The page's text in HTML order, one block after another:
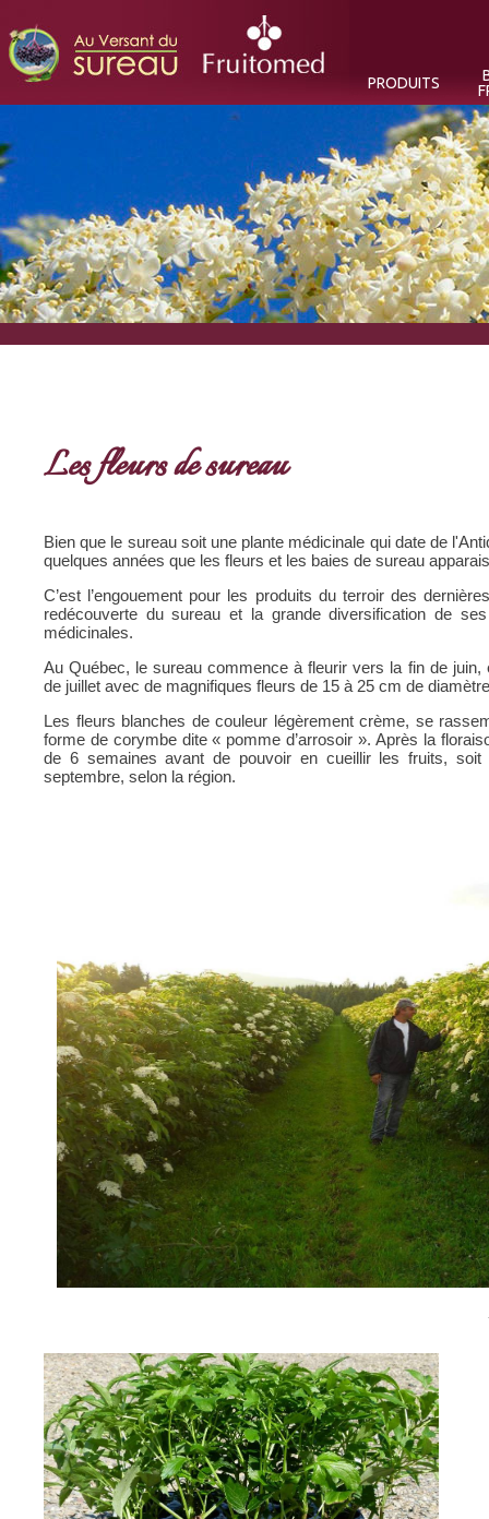
PRODUITS
Les fleurs de sureau
Bien que le sureau soit une plante médicinale qui date de
quelques années que les fleurs et les baies de sureau
C’est l’engouement pour les produits du terroir des
redécouverte du sureau et la grande diversification de
médicinales.
Au Québec, le sureau commence à fleurir vers la fin de juin,
de juillet avec de magnifiques fleurs de 15 à 25 cm de
Les fleurs blanches de couleur légèrement crème, se
forme de corymbe dite « pomme d’arrosoir ». Après la
de 6 semaines avant de pouvoir en cueillir les fruits,
septembre, selon la région.